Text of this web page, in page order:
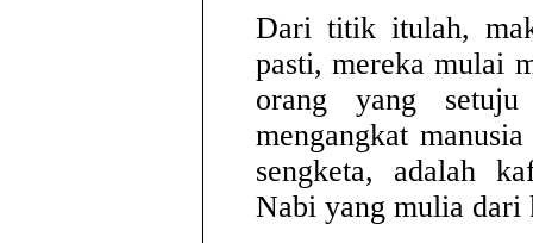
Dari titik itulah,
pasti, mereka mulai
orang yang
mengangkat
sengketa, adalah
Nabi yang mulia dari